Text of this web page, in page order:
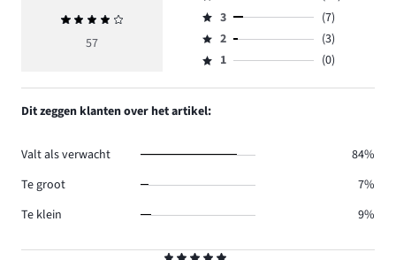
Gemiddelde
beoordeling
57
aantal
reviews
31.
Beoordeling
4,
aantal
reviews
Beoordeling
3,
aantal
3
(7)
Beoordeling
2,
3.
2
(3)
Beoordeling
1,
aantal
reviews
1 (0)
Dit zeggen klanten over het artikel:
Valt als verwacht
84%
Te groot
7%
Te klein
9%